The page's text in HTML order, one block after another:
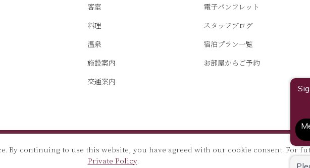
客室
料理
温泉
施設案内
交通案内
電子パンフレット
スタッフブログ
宿泊プラン一覧
お部屋からご予約
水荘・採用案内 西伊豆・堂ヶ島ニュー銀水
By continuing to use this website, you have agreed with our cookie consent. For
Private Policy.